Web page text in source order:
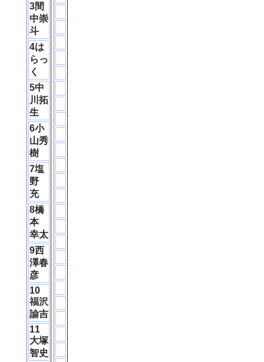
3間
中崇
斗
4は
らっ
く
5中
川拓
生
6小
山秀
樹
7塩
野
充
8橋
本
幸太
9西
澤春
彦
10
福沢
諭吉
11
大塚
智史